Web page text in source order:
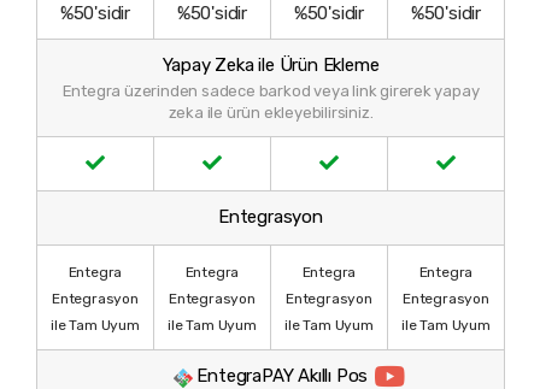
%50'sidir
%50'sidir
%50'sidir
%50'sidir
Yapay Zeka ile Ürün Ekleme
Entegra üzerinden sadece barkod veya link girerek yapay
zeka ile ürün ekleyebilirsiniz.
Entegrasyon
Entegra
Entegrasyon
ile Tam Uyum
Entegra
Entegrasyon
ile Tam Uyum
Entegra
Entegrasyon
ile Tam Uyum
Entegra
Entegrasyon
ile Tam Uyum
EntegraPAY Akıllı Pos